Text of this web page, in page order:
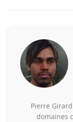
Pierre
domaines